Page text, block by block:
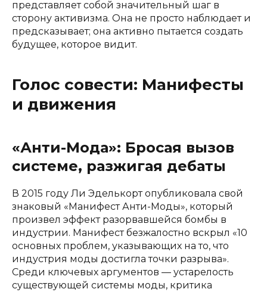
представляет собой значительный шаг в
сторону активизма. Она не просто наблюдает и
предсказывает; она активно пытается создать
будущее, которое видит.
Голос совести: Манифесты
и движения
«Анти-Мода»: Бросая вызов
системе, разжигая дебаты
В 2015 году Ли Эделькорт опубликовала свой
знаковый «Манифест Анти-Моды», который
произвел эффект разорвавшейся бомбы в
индустрии. Манифест безжалостно вскрыл «10
основных проблем, указывающих на то, что
индустрия моды достигла точки разрыва».
Среди ключевых аргументов — устарелость
существующей системы моды, критика